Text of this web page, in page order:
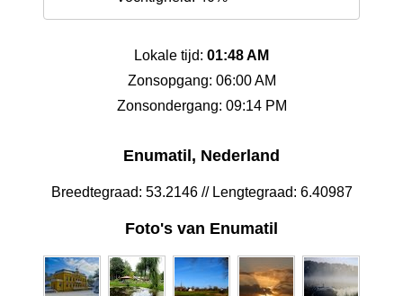
Lokale tijd: 01:48 AM
Zonsopgang: 06:00 AM
Zonsondergang: 09:14 PM
Enumatil, Nederland
Breedtegraad: 53.2146 // Lengtegraad: 6.40987
Foto's van Enumatil